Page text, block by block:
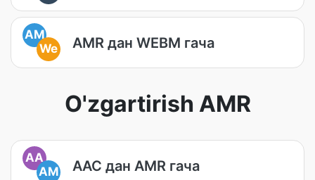
AM
We
AMR дан WEBM гача
O'zgartirish AMR
AA
AM
AAC дан AMR гача